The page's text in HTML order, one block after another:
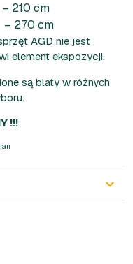
210 cm
– 270 cm
AGD nie jest
element ekspozycji.
są blaty w różnych
!!!